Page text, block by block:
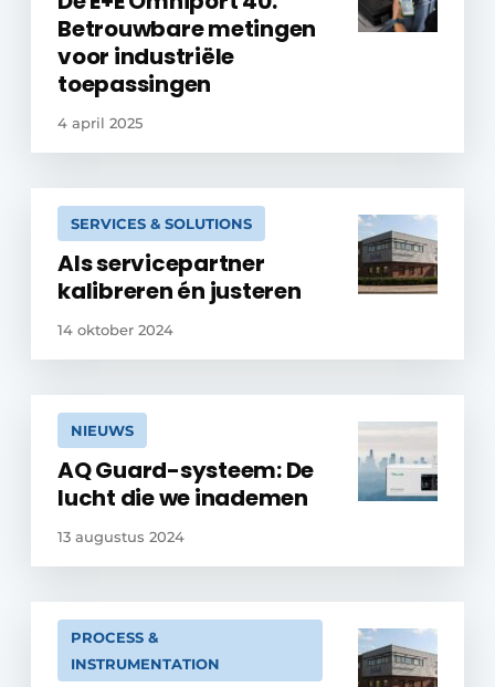
Betrouwbare metingen
voor industriële
toepassingen
4 april 2025
SERVICES & SOLUTIONS
Als servicepartner
kalibreren én justeren
14 oktober 2024
NIEUWS
AQ Guard-systeem: De
lucht die we inademen
13 augustus 2024
PROCESS &
INSTRUMENTATION